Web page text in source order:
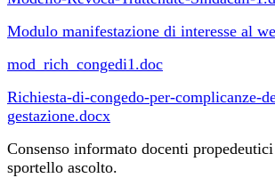
Modulo manifestazione di interesse al
mod_rich_congedi1.doc
Richiesta-di-congedo-per-complicanze-
gestazione.docx
Consenso informato docenti
sportello ascolto.